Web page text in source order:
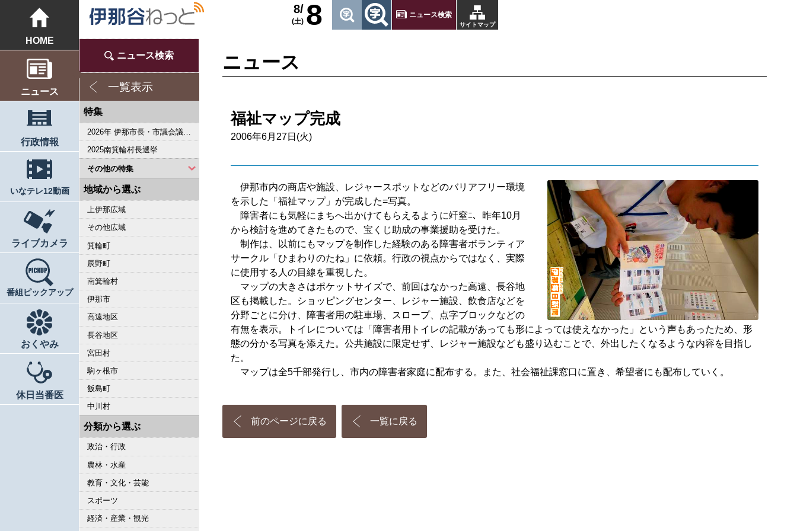
サイトマップ
ニュース検索
8
8/
(土)
HOME
ニュース
行政情報
いなテレ12動画
ライブカメラ
番組ピックアップ
おくやみ
休日当番医
ニュース検索
一覧表示
特集
2026年 伊那市長・市議会議員選挙
2025南箕輪村長選挙
その他の特集
2023県議会議員選挙
2022箕輪町長選挙
2019県議会議員選挙
2018伊那市長選・市議選
桜シリーズ2018
桜シリーズ2017
2015県議会議員選挙
2014箕輪町長選挙
2014伊那市長選・市議選
桜シリーズ2014
カメラリポート
上伊那 医師不足問題
新ごみ中間処理施設
伊那市長・市議選
朝の学舎
記者室
伊那谷1年365人
輝く経営者～その後
花ロマン
伝承 上伊那の50年
駒ヶ根市長選挙
2007年 県議会議員選挙
権兵衛トンネル開通1周年
豪雨被害
新伊那市誕生へ
伊那谷 耐震強度偽装問題
2005年衆院選
その他
地域から選ぶ
上伊那広域
その他広域
箕輪町
辰野町
南箕輪村
伊那市
高遠地区
長谷地区
宮田村
駒ヶ根市
飯島町
中川村
分類から選ぶ
政治・行政
農林・水産
教育・文化・芸能
スポーツ
経済・産業・観光
ニュース
福祉マップ完成
2006年6月27日(火)
伊那市内の商店や施設、レジャースポットなどのバリアフリー環境
を示した「福祉マップ」が完成した=写真。
障害者にも気軽にまちへ出かけてもらえるように竏窒ﾆ、昨年10月
から検討を進めてきたもので、宝くじ助成の事業援助を受けた。
制作は、以前にもマップを制作した経験のある障害者ボランティア
サークル「ひまわりのたね」に依頼。行政の視点からではなく、実際
に使用する人の目線を重視した。
マップの大きさはポケットサイズで、前回はなかった高遠、長谷地
区も掲載した。ショッピングセンター、レジャー施設、飲食店などを
分野ごとに分け、障害者用の駐車場、スロープ、点字ブロックなどの
有無を表示。トイレについては「障害者用トイレの記載があっても形によっては使えなかった」という声もあったため、形
態の分かる写真を添えた。公共施設に限定せず、レジャー施設なども盛り込むことで、外出したくなるような内容を目指し
た。
マップは全5千部発行し、市内の障害者家庭に配布する。また、社会福祉課窓口に置き、希望者にも配布していく。
前のページに戻る 一覧に戻る